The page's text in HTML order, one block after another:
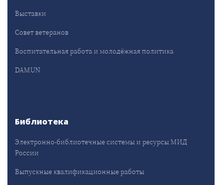
Выставки
Совет ветеранов
Воспитательная работа и молодёжная политика
DAMUN
Библиотека
Электронно-библиотечные системы и ресурсы МИД
России
Выпускные квалификационные работы